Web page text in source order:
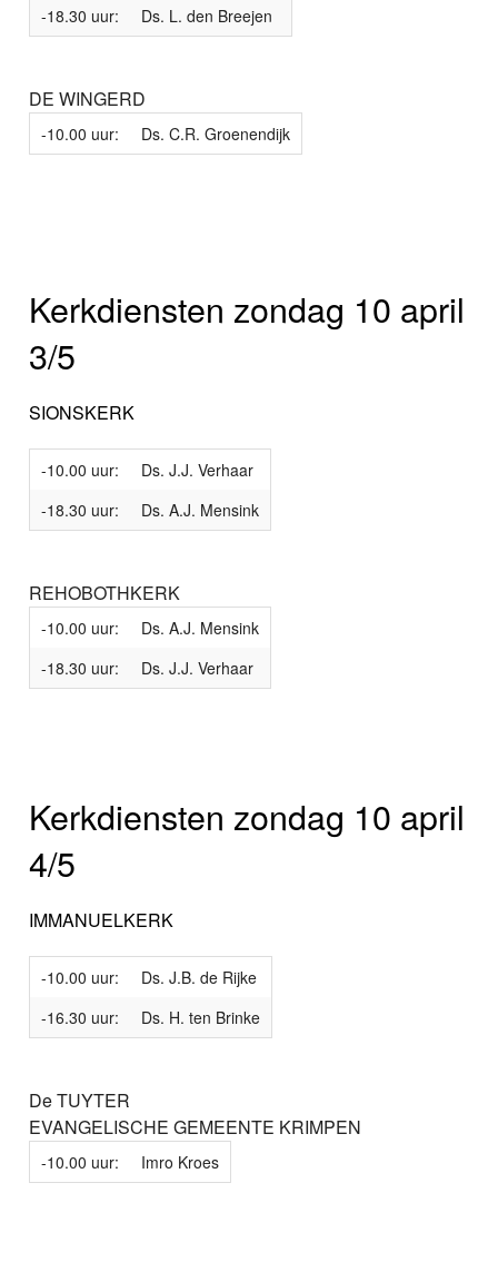
-18.30 uur:
Ds. L. den Breejen
DE WINGERD
-10.00 uur: Ds. C.R. Groenendijk
Kerkdiensten zondag 10 april
3/5
SIONSKERK
-10.00 uur:
Ds. J.J. Verhaar
-18.30 uur:
Ds. A.J. Mensink
REHOBOTHKERK
-10.00 uur:
Ds. A.J. Mensink
-18.30 uur:
Ds. J.J. Verhaar
Kerkdiensten zondag 10 april
4/5
IMMANUELKERK
-10.00 uur:
Ds. J.B. de Rijke
-16.30 uur:
Ds. H. ten Brinke
De TUYTER
EVANGELISCHE GEMEENTE KRIMPEN
-10.00 uur: Imro Kroes